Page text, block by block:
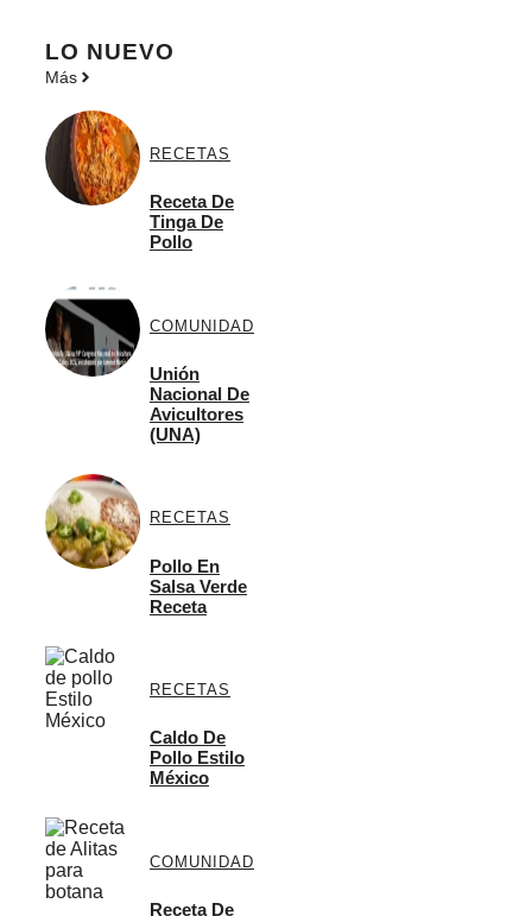
LO NUEVO
Más
RECETAS
Receta De
Tinga De
Pollo
COMUNIDAD
Unión
Nacional De
Avicultores
(UNA)
RECETAS
Pollo En
Salsa Verde
Receta
RECETAS
Caldo De
Pollo Estilo
México
COMUNIDAD
Receta De